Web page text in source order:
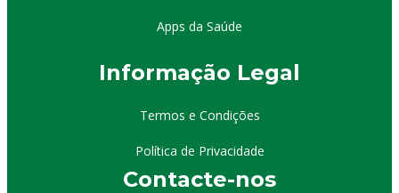
Apps da Saúde
Informação Legal
Termos e Condições
Política de Privacidade
Contacte-nos